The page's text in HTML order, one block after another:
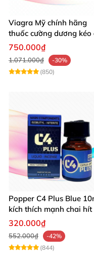
Viagra Mỹ chính hãng
thuốc cường dương kéo
thời gian hiệu quả cho
750.000₫
1.071.000₫
-30%
(850)
Popper C4 Plus Blue
kích thích mạnh chai hít
đỉnh
320.000₫
552.000₫
-42%
(844)